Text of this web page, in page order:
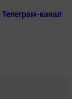
Телеграм-канал